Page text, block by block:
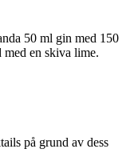
50 ml gin med 150
med en skiva lime.
på grund av dess